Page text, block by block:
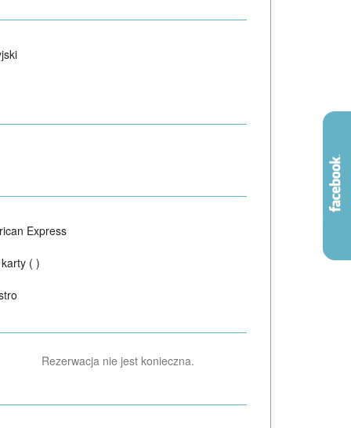
Express
( )
Rezerwacja nie jest konieczna.